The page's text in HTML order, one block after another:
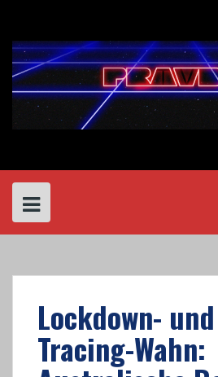
content
Lockdown-
Tracing-Wahn: